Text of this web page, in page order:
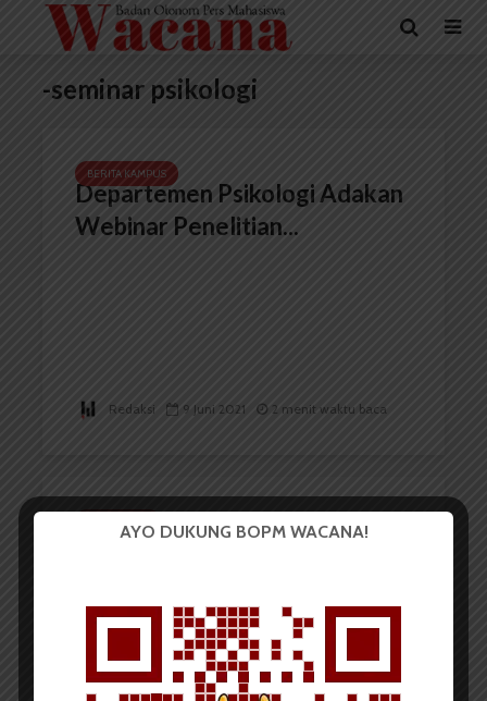
-seminar psikologi
BERITA KAMPUS
Departemen Psikologi Adakan
Webinar Penelitian...
Redaksi 9 Juni 2021 2 menit waktu baca
Himpsi Sumut Adakan
AYO DUKUNG BOPM WACANA!